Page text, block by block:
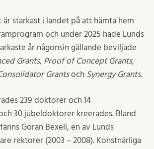
är starkast i landet på att hämta hem
och under 2025 hade Lunds
år någonsin gällande beviljade
Grants, Proof of Concept Grants,
Grantsoch Synergy Grants.
239 doktorer och 14
30 jubeldoktorer kreerades. Bland
Göran Bexell, en av Lunds
rektorer (2003 – 2008). Konstnärliga